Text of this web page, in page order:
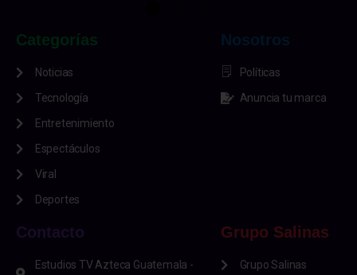
Categorías
Noticias
Tecnología
Entretenimiento
Espectáculos
Viral
Deportes
Nosotros
Políticas
Anuncia tu marca
Contacto
Estudios TV Azteca Guatemala -
Grupo Salinas
Grupo Salinas